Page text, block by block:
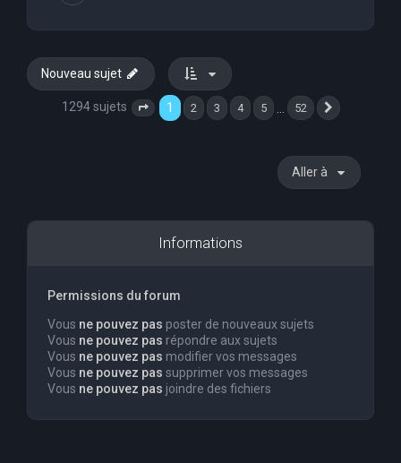
Nouveau sujet
1294 sujets Page 1 sur52
1 2 3 4 5 52
Aller à
Informations
Permissions du forum
Vous ne pouvez pas poster de nouveaux sujets
Vous ne pouvez pas répondre aux sujets
Vous ne pouvez pas modifier vos messages
Vous ne pouvez pas supprimer vos messages
Vous ne pouvez pas joindre des fichiers